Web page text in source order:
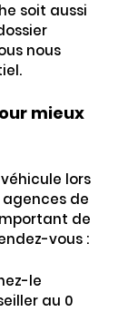
soit aussi
nous
mieux
lors
de
de
vous :
le
au 0